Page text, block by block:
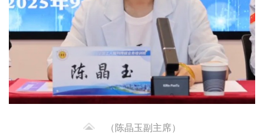
（陈晶玉副主席）